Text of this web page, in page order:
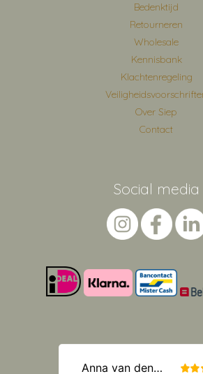
Bedenktijd
Retourneren
Wholesale
Kennisbank
Klachtenregeling
Over Siep
Contact
Social media